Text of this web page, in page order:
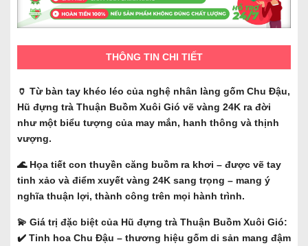
THÔNG TIN CHI TIẾT
🏺 Từ bàn tay khéo léo của nghệ nhân làng gốm Chu Đậu,
Hũ đựng trà Thuận Buồm Xuôi Gió vẽ vàng 24K ra đời
như một biểu tượng của may mắn, hanh thông và thịnh
vượng.
🌊 Họa tiết con thuyền căng buồm ra khơi – được vẽ tay
tinh xảo và điểm xuyết vàng 24K sang trọng – mang ý
nghĩa thuận lợi, thành công trên mọi hành trình.
💫 Giá trị đặc biệt của Hũ đựng trà Thuận Buồm Xuôi Gió:
✔️ Tinh hoa Chu Đậu – thương hiệu gốm di sản mang đậm